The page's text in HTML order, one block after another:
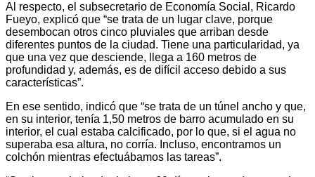
Al respecto, el subsecretario de Economía Social, Ricardo
Fueyo, explicó que “se trata de un lugar clave, porque
desembocan otros cinco pluviales que arriban desde
diferentes puntos de la ciudad. Tiene una particularidad, ya
que una vez que desciende, llega a 160 metros de
profundidad y, además, es de difícil acceso debido a sus
características”.
En ese sentido, indicó que “se trata de un túnel ancho y que,
en su interior, tenía 1,50 metros de barro acumulado en su
interior, el cual estaba calcificado, por lo que, si el agua no
superaba esa altura, no corría. Incluso, encontramos un
colchón mientras efectuábamos las tareas”.